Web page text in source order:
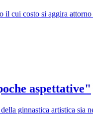
il cui costo si aggira
aspettative"
ginnastica artistica sia